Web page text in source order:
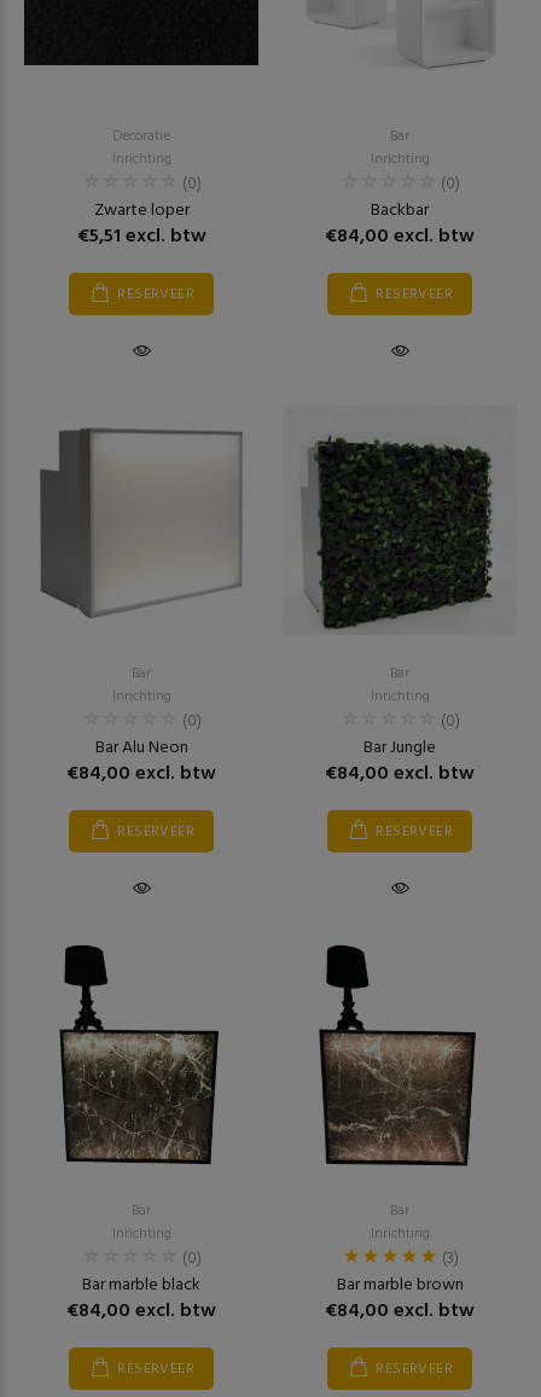
Decoratie
Inrichting
(0)
Zwarte loper
€5,51 excl. btw
RESERVEER
Bar
Inrichting
(0)
Backbar
€84,00 excl. btw
RESERVEER
Bar
Inrichting
(0)
Bar Alu Neon
€84,00 excl. btw
RESERVEER
Bar
Inrichting
(0)
Bar Jungle
€84,00 excl. btw
RESERVEER
Bar
Inrichting
(0)
Bar marble black
€84,00 excl. btw
RESERVEER
Bar
Inrichting
(3)
Bar marble brown
€84,00 excl. btw
RESERVEER